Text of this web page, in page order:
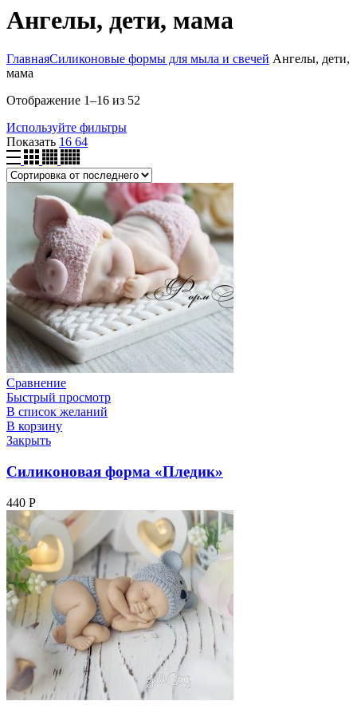
Ангелы, дети, мама
ГлавнаяСиликоновые формы для мыла и свечей Ангелы, дети,
мама
Отображение 1–16 из 52
Используйте фильтры
Показать 16 64
Сравнение
Быстрый просмотр
В список желаний
В корзину
Закрыть
Силиконовая форма «Пледик»
440 Р